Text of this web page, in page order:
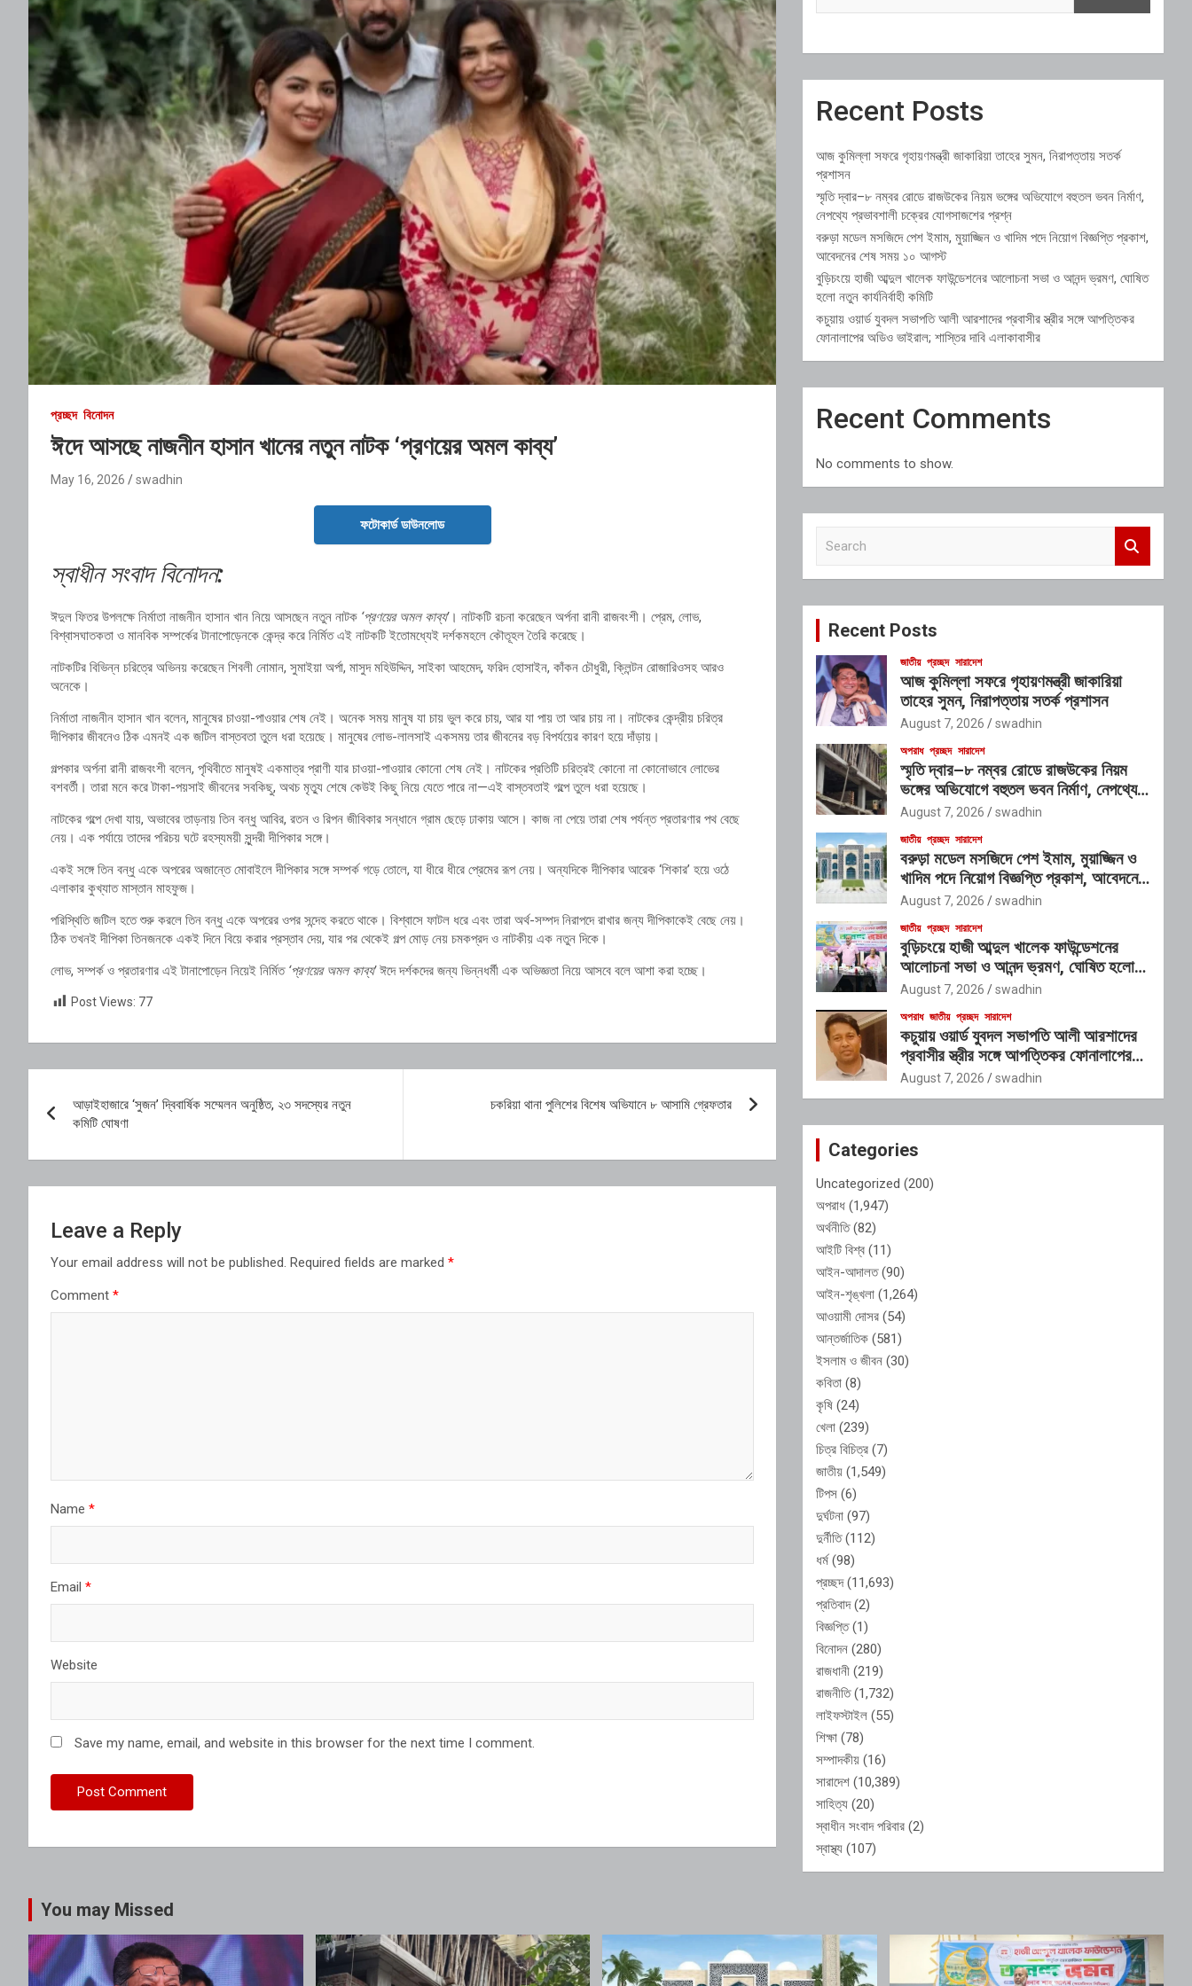
প্রচ্ছদ বিনোদন
ঈদে আসছে নাজনীন হাসান খানের নতুন নাটক ‘প্রণয়ের অমল কাব্য’
May 16, 2026 swadhin
ফটোকার্ড ডাউনলোড
স্বাধীন সংবাদ বিনোদন:
ঈদুল ফিতর উপলক্ষে নির্মাতা নাজনীন হাসান খান নিয়ে আসছেন নতুন নাটক ‘প্রণয়ের অমল কাব্য’। নাটকটি রচনা করেছেন অর্পনা রানী রাজবংশী। প্রেম, লোভ,
বিশ্বাসঘাতকতা ও মানবিক সম্পর্কের টানাপোড়েনকে কেন্দ্র করে নির্মিত এই নাটকটি ইতোমধ্যেই দর্শকমহলে কৌতূহল তৈরি করেছে।
নাটকটির বিভিন্ন চরিত্রে অভিনয় করেছেন শিবলী নোমান, সুমাইয়া অর্পা, মাসুদ মহিউদ্দিন, সাইকা আহমেদ, ফরিদ হোসাইন, কাঁকন চৌধুরী, ক্লিন্টন রোজারিওসহ আরও
অনেকে।
নির্মাতা নাজনীন হাসান খান বলেন, মানুষের চাওয়া-পাওয়ার শেষ নেই। অনেক সময় মানুষ যা চায় ভুল করে চায়, আর যা পায় তা আর চায় না। নাটকের কেন্দ্রীয় চরিত্র
দীপিকার জীবনেও ঠিক এমনই এক জটিল বাস্তবতা তুলে ধরা হয়েছে। মানুষের লোভ-লালসাই একসময় তার জীবনের বড় বিপর্যয়ের কারণ হয়ে দাঁড়ায়।
গল্পকার অর্পনা রানী রাজবংশী বলেন, পৃথিবীতে মানুষই একমাত্র প্রাণী যার চাওয়া-পাওয়ার কোনো শেষ নেই। নাটকের প্রতিটি চরিত্রই কোনো না কোনোভাবে লোভের
বশবর্তী। তারা মনে করে টাকা-পয়সাই জীবনের সবকিছু, অথচ মৃত্যু শেষে কেউই কিছু নিয়ে যেতে পারে না—এই বাস্তবতাই গল্পে তুলে ধরা হয়েছে।
নাটকের গল্পে দেখা যায়, অভাবের তাড়নায় তিন বন্ধু আবির, রতন ও রিপন জীবিকার সন্ধানে গ্রাম ছেড়ে ঢাকায় আসে। কাজ না পেয়ে তারা শেষ পর্যন্ত প্রতারণার পথ বেছে
নেয়। এক পর্যায়ে তাদের পরিচয় ঘটে রহস্যময়ী সুন্দরী দীপিকার সঙ্গে।
একই সঙ্গে তিন বন্ধু একে অপরের অজান্তে মোবাইলে দীপিকার সঙ্গে সম্পর্ক গড়ে তোলে, যা ধীরে ধীরে প্রেমের রূপ নেয়। অন্যদিকে দীপিকার আরেক ‘শিকার’ হয়ে ওঠে
এলাকার কুখ্যাত মাস্তান মাহফুজ।
পরিস্থিতি জটিল হতে শুরু করলে তিন বন্ধু একে অপরের ওপর সন্দেহ করতে থাকে। বিশ্বাসে ফাটল ধরে এবং তারা অর্থ-সম্পদ নিরাপদে রাখার জন্য দীপিকাকেই বেছে নেয়।
ঠিক তখনই দীপিকা তিনজনকে একই দিনে বিয়ে করার প্রস্তাব দেয়, যার পর থেকেই গল্প মোড় নেয় চমকপ্রদ ও নাটকীয় এক নতুন দিকে।
লোভ, সম্পর্ক ও প্রতারণার এই টানাপোড়েন নিয়েই নির্মিত ‘প্রণয়ের অমল কাব্য’ঈদে দর্শকদের জন্য ভিন্নধর্মী এক অভিজ্ঞতা নিয়ে আসবে বলে আশা করা হচ্ছে।
Post Views: 77
navigation
আড়াইহাজারে ‘সুজন’ দ্বিবার্ষিক সম্মেলন অনুষ্ঠিত, ২৩ সদস্যের নতুন
কমিটি ঘোষণা
চকরিয়া থানা পুলিশের বিশেষ অভিযানে ৮ আসামি গ্রেফতার
Leave a Reply
Your email address will not be published. Required fields are marked *
Comment *
Name *
Email *
Website
Save my name, email, and website in this browser for the next time I comment.
Recent Posts
আজ কুমিল্লা সফরে গৃহায়ণমন্ত্রী জাকারিয়া তাহের সুমন, নিরাপত্তায় সতর্ক
প্রশাসন
স্মৃতি দ্বার–৮ নম্বর রোডে রাজউকের নিয়ম ভঙ্গের অভিযোগে বহুতল ভবন নির্মাণ,
নেপথ্যে প্রভাবশালী চক্রের যোগসাজশের প্রশ্ন
বরুড়া মডেল মসজিদে পেশ ইমাম, মুয়াজ্জিন ও খাদিম পদে নিয়োগ বিজ্ঞপ্তি প্রকাশ,
আবেদনের শেষ সময় ১০ আগস্ট
বুড়িচংয়ে হাজী আব্দুল খালেক ফাউন্ডেশনের আলোচনা সভা ও আনন্দ ভ্রমণ, ঘোষিত
হলো নতুন কার্যনির্বাহী কমিটি
কচুয়ায় ওয়ার্ড যুবদল সভাপতি আলী আরশাদের প্রবাসীর স্ত্রীর সঙ্গে আপত্তিকর
ফোনালাপের অডিও ভাইরাল; শাস্তির দাবি এলাকাবাসীর
Recent Comments
No comments to show.
c
Recent Posts
জাতীয় প্রচ্ছদ সারাদেশ
আজ কুমিল্লা সফরে গৃহায়ণমন্ত্রী জাকারিয়া
তাহের সুমন, নিরাপত্তায় সতর্ক প্রশাসন
August 7, 2026 swadhin
অপরাধ প্রচ্ছদ সারাদেশ
স্মৃতি দ্বার–৮ নম্বর রোডে রাজউকের নিয়ম
ভঙ্গের অভিযোগে বহুতল ভবন নির্মাণ, নেপথ্যে
প্রভাবশালী চক্রের যোগসাজশের প্রশ্ন
August 7, 2026 swadhin
জাতীয় প্রচ্ছদ সারাদেশ
বরুড়া মডেল মসজিদে পেশ ইমাম, মুয়াজ্জিন ও
খাদিম পদে নিয়োগ বিজ্ঞপ্তি প্রকাশ, আবেদনের
শেষ সময় ১০ আগস্ট
August 7, 2026 swadhin
জাতীয় প্রচ্ছদ সারাদেশ
বুড়িচংয়ে হাজী আব্দুল খালেক ফাউন্ডেশনের
আলোচনা সভা ও আনন্দ ভ্রমণ, ঘোষিত হলো
নতুন কার্যনির্বাহী কমিটি
August 7, 2026 swadhin
অপরাধ জাতীয় প্রচ্ছদ সারাদেশ
কচুয়ায় ওয়ার্ড যুবদল সভাপতি আলী আরশাদের
প্রবাসীর স্ত্রীর সঙ্গে আপত্তিকর ফোনালাপের
অডিও ভাইরাল; শাস্তির দাবি এলাকাবাসীর
August 7, 2026 swadhin
Categories
Uncategorized (200)
অপরাধ (1,947)
অর্থনীতি(82)
আইটি বিশ্ব (11)
আইন-আদালত(90)
আইন-শৃঙ্খলা (1,264)
আওয়ামী দোসর (54)
আন্তর্জাতিক (581)
ইসলাম ও জীবন (30)
কবিতা (8)
কৃষি (24)
খেলা (239)
চিত্র বিচিত্র (7)
জাতীয় (1,549)
টিপস (6)
দুর্ঘটনা (97)
দুর্নীতি(112)
ধর্ম(98)
প্রচ্ছদ(11,693)
প্রতিবাদ(2)
বিজ্ঞপ্তি(1)
বিনোদন (280)
রাজধানী (219)
রাজনীতি(1,732)
লাইফস্টাইল (55)
শিক্ষা (78)
সম্পাদকীয় (16)
সারাদেশ (10,389)
সাহিত্য (20)
স্বাধীন সংবাদ পরিবার (2)
স্বাস্থ্য (107)
You may Missed